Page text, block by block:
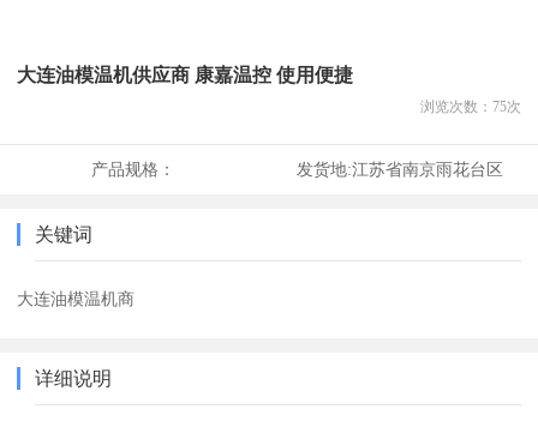
大连油模温机供应商 康嘉温控 使用便捷
浏览次数： 75次
产品规格： 发货地:江苏省南京雨花台区
关键词
大连油模温机商
详细说明